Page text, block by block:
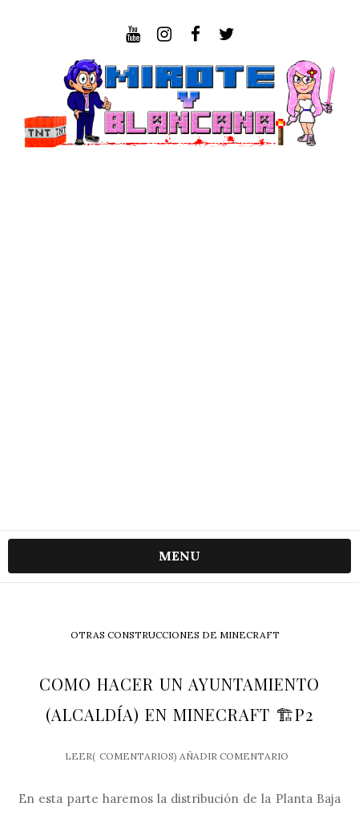
MENU
OTRAS CONSTRUCCIONES DE MINECRAFT
COMO HACER UN AYUNTAMIENTO
(ALCALDÍA) EN MINECRAFT 🏗️P2
LEER( COMENTARIOS) AÑADIR COMENTARIO
En esta parte haremos la distribución de la Planta Baja